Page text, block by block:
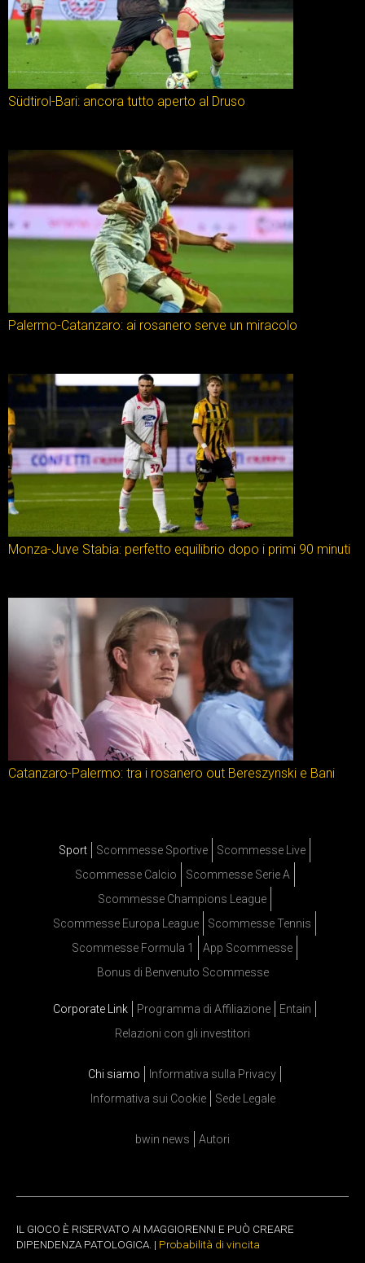
Südtirol-Bari: ancora tutto aperto al Druso
Palermo-Catanzaro: ai rosanero serve un miracolo
Monza-Juve Stabia: perfetto equilibrio dopo i primi 90 minuti
Catanzaro-Palermo: tra i rosanero out Bereszynski e Bani
Sport Scommesse Sportive
Scommesse Live
Scommesse Calcio
Scommesse Serie A
Scommesse Champions League
Scommesse Europa League
Scommesse Tennis
Scommesse Formula 1
App Scommesse
Bonus di Benvenuto Scommesse
Corporate Link Programma di Affiliazione
Entain
Relazioni con gli investitori
Chi siamo
Informativa sulla Privacy
Informativa sui Cookie
Sede Legale
bwin news Autori
IL GIOCO È RISERVATO AI MAGGIORENNI E PUÒ CREARE
DIPENDENZA PATOLOGICA. | Probabilità di vincita